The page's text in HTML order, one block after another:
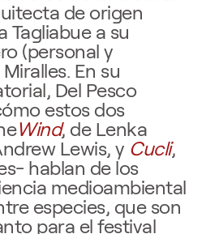
de origen
Tagliabue a su
(personal y
En su
Del Pesco
estos dos
Wind, de Lenka
Lewis, y Cucli,
hablan de los
medioambiental
especies, que son
para el festival